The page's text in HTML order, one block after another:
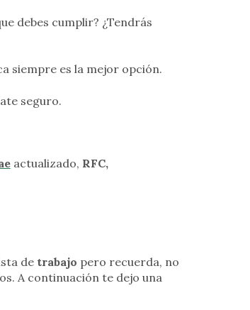
debes cumplir? ¿Tendrás
siempre es la mejor opción.
seguro.
actualizado, RFC,
de trabajo pero recuerda, no
A continuación te dejo una